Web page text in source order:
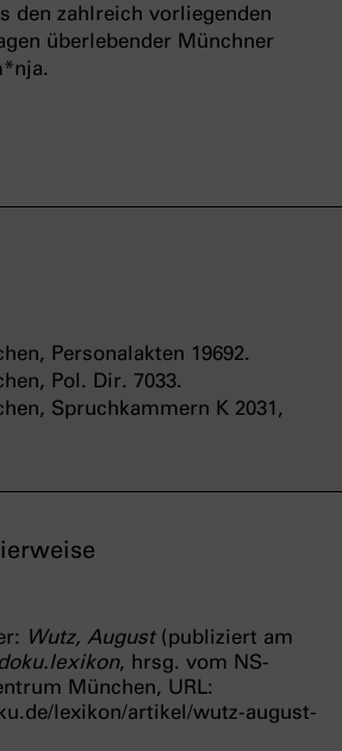
den zahlreich vorliegenden
überlebender Münchner
Personalakten 19692.
Pol. Dir. 7033.
Spruchkammern K 2031,
Wutz, August(publiziert am
, hrsg. vom NS-
München, URL:
lexikon/artikel/wutz-august-